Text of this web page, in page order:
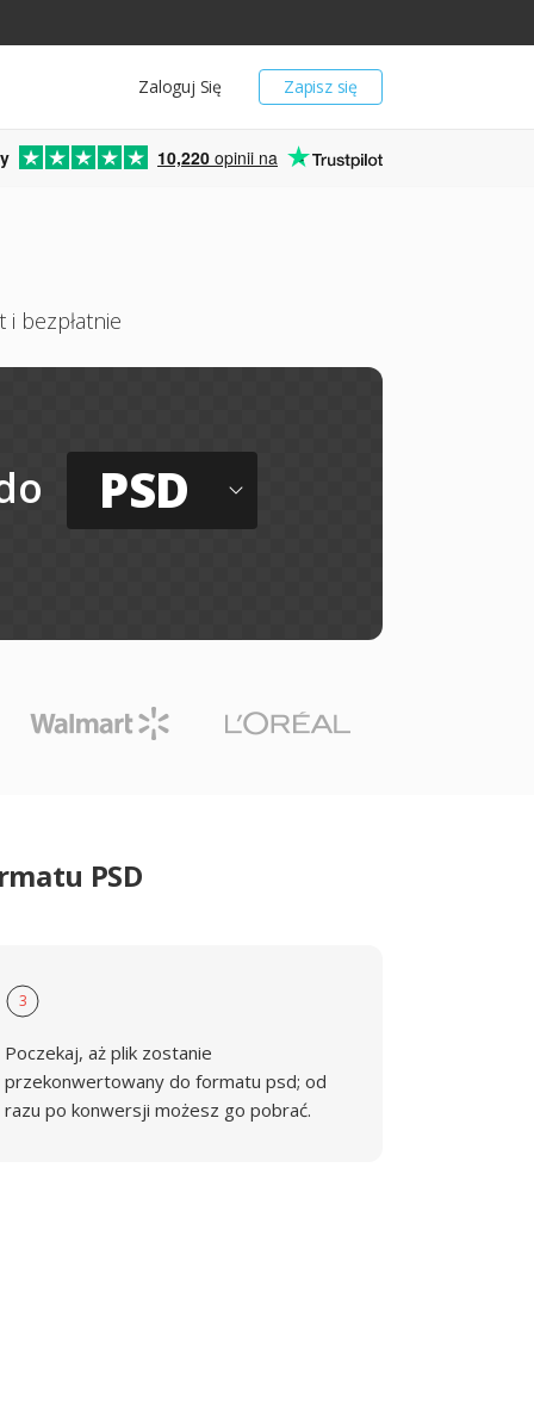
Zapisz się
Zaloguj Się
10,220 opinii na
bezpłatnie
PSD
PSD
3
Poczekaj, aż plik zostanie
przekonwertowany do formatu psd; od
razu po konwersji możesz go pobrać.